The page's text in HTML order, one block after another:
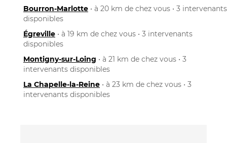
Bourron-Marlotte • à 20 km de chez vous • 3 intervenants
disponibles
Égreville • à 19 km de chez vous • 3 intervenants
disponibles
Montigny-sur-Loing • à 21 km de chez vous • 3
intervenants disponibles
La Chapelle-la-Reine • à 23 km de chez vous • 3
intervenants disponibles